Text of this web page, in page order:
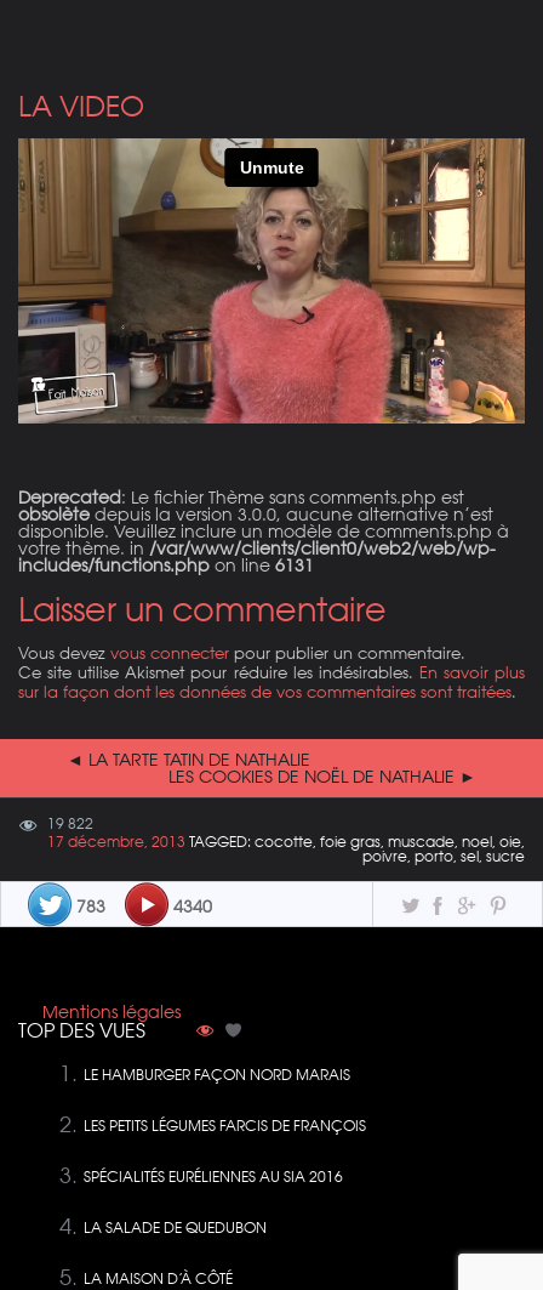
LA VIDEO
Deprecated: Le fichier Thème sans comments.php est
obsolète depuis la version 3.0.0, aucune alternative n’est
disponible. Veuillez inclure un modèle de comments.php à
votre thème. in /var/www/clients/client0/web2/web/wp-
includes/functions.php on line 6131
Laisser un commentaire
Vous devez vous connecter pour publier un commentaire.
Ce site utilise Akismet pour réduire les indésirables. En savoir plus
sur la façon dont les données de vos commentaires sont traitées.
◄ LA TARTE TATIN DE NATHALIE
LES COOKIES DE NOËL DE NATHALIE ►
19 822
17 décembre, 2013 TAGGED: cocotte, foie gras, muscade, noel, oie,
poivre, porto, sel, sucre
783 4340
Mentions légales
TOP DES VUES
LE HAMBURGER FAÇON NORD MARAIS
LES PETITS LÉGUMES FARCIS DE FRANÇOIS
SPÉCIALITÉS EURÉLIENNES AU SIA 2016
LA SALADE DE QUEDUBON
LA MAISON D’À CÔTÉ